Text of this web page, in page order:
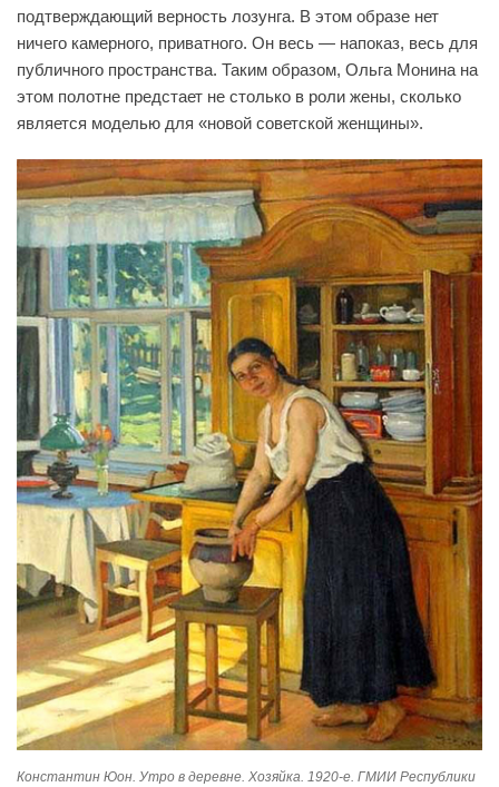
подтверждающий верность лозунга. В этом образе нет
ничего камерного, приватного. Он весь — напоказ, весь для
публичного пространства. Таким образом, Ольга Монина на
этом полотне предстает не столько в роли жены, сколько
является моделью для «новой советской женщины».
Константин Юон. Утро в деревне. Хозяйка. 1920-е. ГМИИ Республики